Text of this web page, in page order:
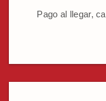
Pago al llegar,